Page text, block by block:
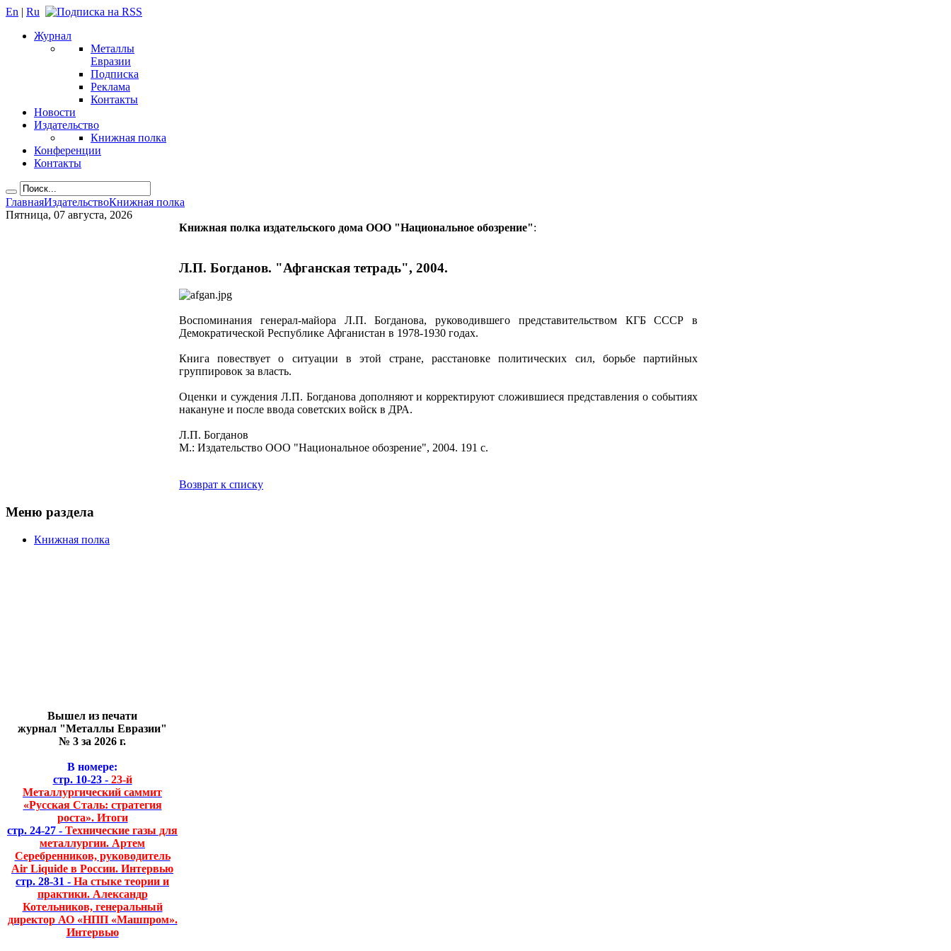
En | Ru
Журнал
Металлы
Евразии
Подписка
Реклама
Контакты
Новости
Издательство
Книжная полка
Конференции
Контакты
ГлавнаяИздательствоКнижная полка
Пятница, 07 августа, 2026
Книжная полка издательского дома ООО "Национальное обозрение":
Л.П. Богданов. "Афганская тетрадь", 2004.
Воспоминания генерал-майора Л.П. Богданова, руководившего представительством КГБ СССР в
Демократической Республике Афганистан в 1978-1930 годах.
Книга повествует о ситуации в этой стране, расстановке политических сил, борьбе партийных
группировок за власть.
Оценки и суждения Л.П. Богданова дополняют и корректируют сложившиеся представления о событиях
накануне и после ввода советских войск в ДРА.
Л.П. Богданов
М.: Издательство ООО "Национальное обозрение", 2004. 191 с.
Возврат к списку
Меню раздела
Книжная полка
Вышел из печати
журнал "Металлы Евразии"
№ 3 за 2026 г.
В номере:
стр. 10-23 -23-й
Металлургический саммит
«Русская Сталь: стратегия
роста». Итоги
стр. 24-27 - Технические газы для
металлургии. Артем
Серебренников, руководитель
Air Liquide в России. Интервью
стр. 28-31 - На стыке теории и
практики. Александр
Котельников, генеральный
директор АО «НПП «Машпром».
Интервью